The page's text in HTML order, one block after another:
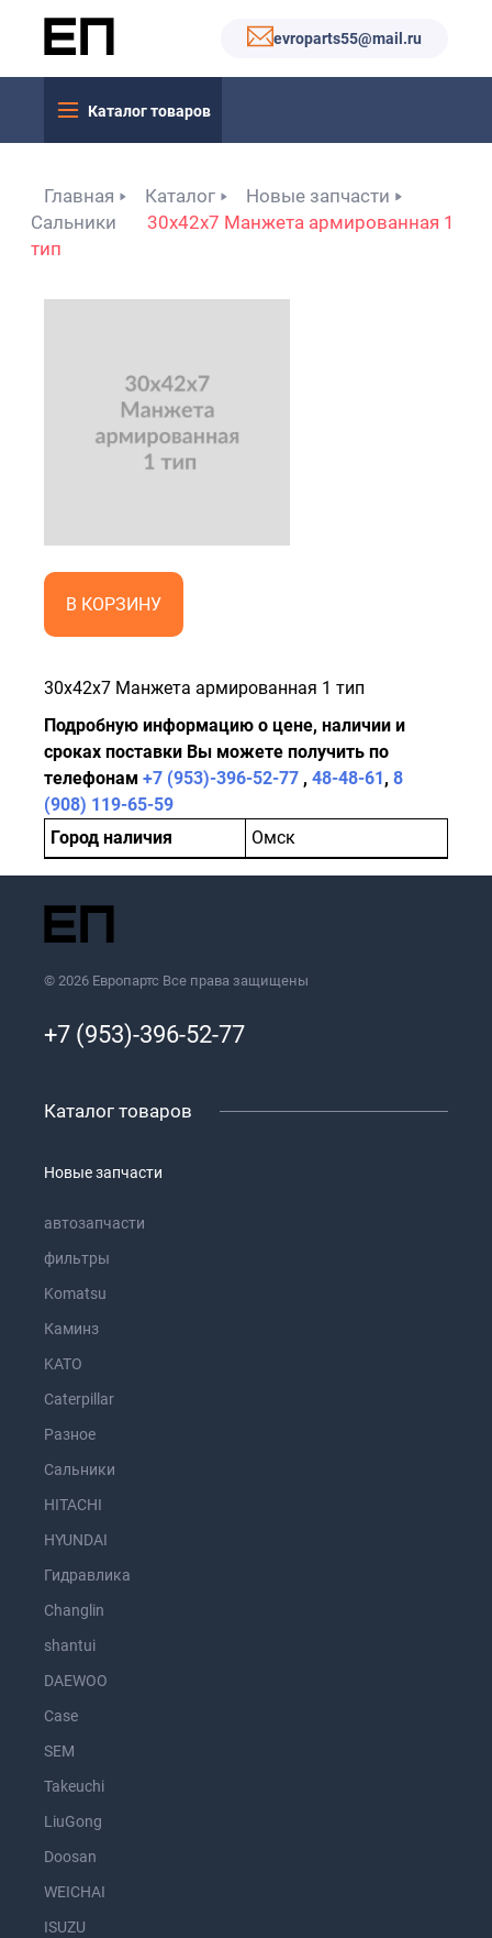
evroparts55@mail.ru
Каталог товаров
Главная Каталог
Новые запчасти
Сальники
30x42x7 Манжета армированная 1
тип
В КОРЗИНУ
30x42x7 Манжета армированная 1 тип
Подробную информацию о цене, наличии и
сроках поставки Вы можете получить по
телефонам +7 (953)-396-52-77 , 48-48-61, 8
(908) 119-65-59
Город наличия
Омск
© 2026 Европартс Все права защищены
+7 (953)-396-52-77
Каталог товаров
Новые запчасти
автозапчасти
фильтры
Komatsu
Каминз
KATO
Caterpillar
Разное
Сальники
HITACHI
HYUNDAI
Гидравлика
Changlin
shantui
DAEWOO
Case
SEM
Takeuchi
LiuGong
Doosan
WEICHAI
ISUZU